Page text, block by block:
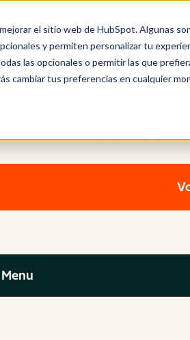
el sitio web de HubSpot. Algunas
y permiten personalizar tu
las opcionales o permitir las que
cambiar tus preferencias en cualquier
Menu